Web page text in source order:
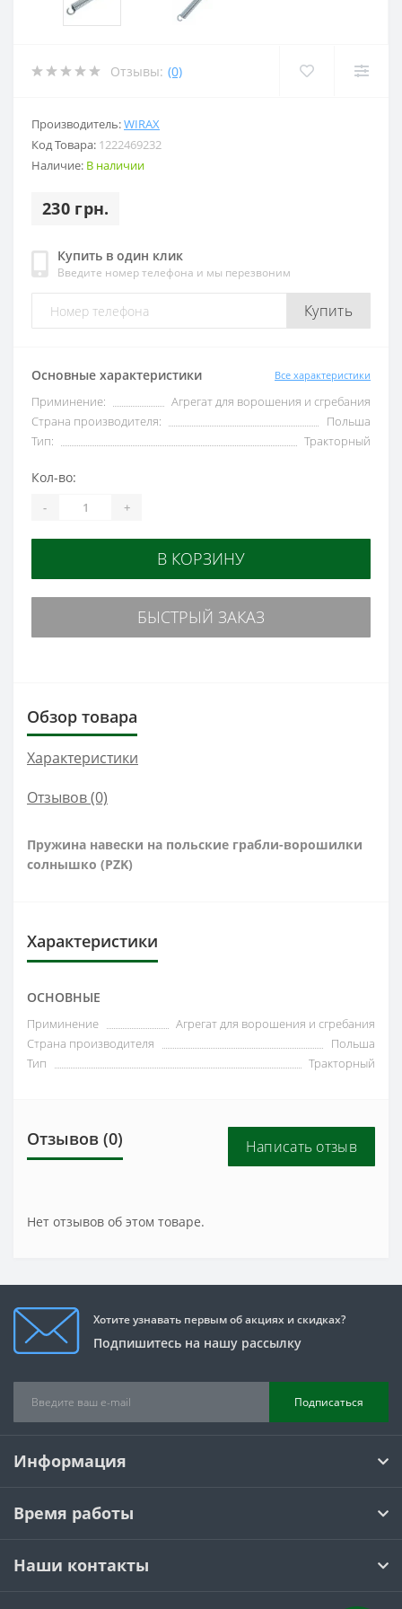
Отзывы: (0)
Производитель:WIRAX
Код Товара: 1222469232
Наличие: В наличии
230 грн.
Купить в один клик
Введите номер телефона и мы перезвоним
Купить
Основные характеристики Все характеристики
Приминение:
Агрегат для ворошения и сгребания
Страна производителя:
Польша
Тип:
Тракторный
Кол-во:
- +
В КОРЗИНУ
БЫСТРЫЙ ЗАКАЗ
Обзор товара
Характеристики
Отзывов (0)
Пружина навески на польские грабли-ворошилки
солнышко (PZK)
Характеристики
ОСНОВНЫЕ
Приминение
Агрегат для ворошения и сгребания
Страна производителя
Польша
Тип
Тракторный
Отзывов (0) Написать отзыв
Нет отзывов об этом товаре.
Хотите узнавать первым об акциях и скидках?
Подпишитесь на нашу рассылку
Подписаться
Информация
Время работы
Наши контакты